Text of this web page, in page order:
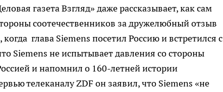
газета Взгляд» даже рассказывает, как сам
соотечественников за дружелюбный отзыв
глава Siemens посетил Россию и встретился с
Siemens не испытывает давления со стороны
и напомнил о 160-летней истории
телеканалу ZDF он заявил, что Siemens «не